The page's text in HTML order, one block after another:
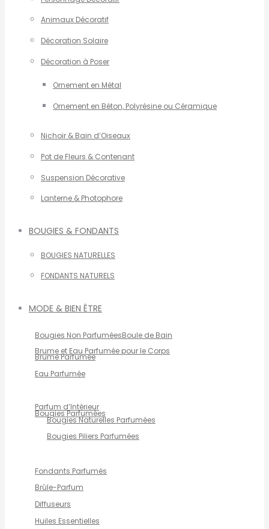
Animaux Décoratif
Décoration Solaire
Décoration à Poser
Ornement en Métal
Ornement en Béton, Polyrésine ou Céramique
Nichoir & Bain d’Oiseaux
Pot de Fleurs & Contenant
Suspension Décorative
Lanterne & Photophore
BOUGIES & FONDANTS
BOUGIES NATURELLES
FONDANTS NATURELS
MODE & BIEN ÊTRE
Bougies Non ParfuméesBoule de Bain
Brume et Eau Parfumée pour le Corps
Brume Parfumée
Eau Parfumée
Parfum d’Intérieur
Bougies Parfumées
Bougies Naturelles Parfumées
Bougies Piliers Parfumées
Fondants Parfumés
Brûle-Parfum
Diffuseurs
Huiles Essentielles